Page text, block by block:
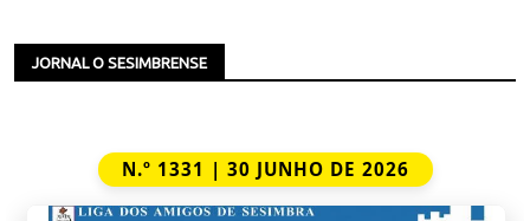
JORNAL O SESIMBRENSE
N.º 1331 | 30 JUNHO DE 2026